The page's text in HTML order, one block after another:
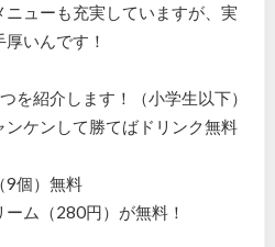
ューも充実していますが、実
いんです！
を紹介します！（小学生以下）
ンケンして勝てばドリンク無料
9個）無料
ーム（280円）が無料！